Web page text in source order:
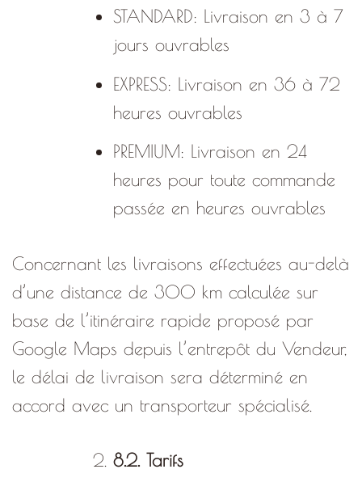
STANDARD: Livraison en 3 à 7
jours ouvrables
EXPRESS: Livraison en 36 à 72
heures ouvrables
PREMIUM: Livraison en 24
heures pour toute commande
passée en heures ouvrables
Concernant les livraisons effectuées au-delà
d’une distance de 300 km calculée sur
base de l’itinéraire rapide proposé par
Google Maps depuis l’entrepôt du Vendeur,
le délai de livraison sera déterminé en
accord avec un transporteur spécialisé.
8.2. Tarifs